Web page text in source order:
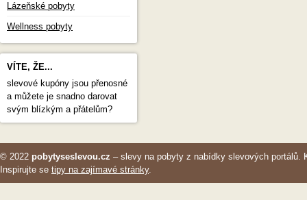
Lázeňské pobyty
Wellness pobyty
VÍTE, ŽE...
slevové kupóny jsou přenosné
a můžete je snadno darovat
svým blízkým a přátelům?
© 2022 pobytyseslevou.cz – slevy na pobyty z nabídky slevových portálů.
Inspirujte se tipy na zajímavé stránky.